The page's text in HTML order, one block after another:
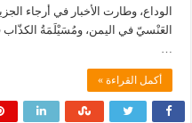
الوداع، وطارت الأخبار في أرجاء
العَنْسيّ في اليمن، ومُسَيْلَمَةُ الكذّاب
أكمل القراءة »